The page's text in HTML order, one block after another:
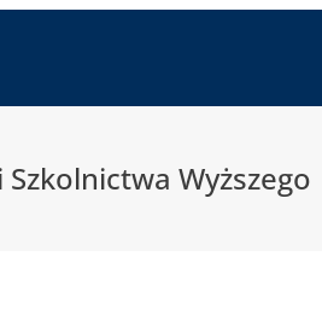
Wyższego